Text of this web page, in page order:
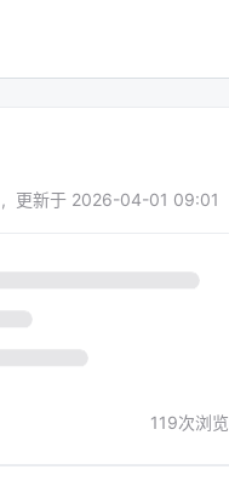
, 更新于 2026-04-01 09:01
119次浏览